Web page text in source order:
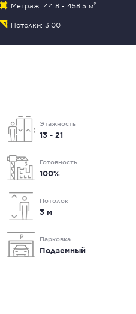
Метраж: 44.8 - 458.5 м²
Потолки: 3.00
Этажность
13 - 21
Готовность
100%
Потолок
3 м
Парковка
Подземный